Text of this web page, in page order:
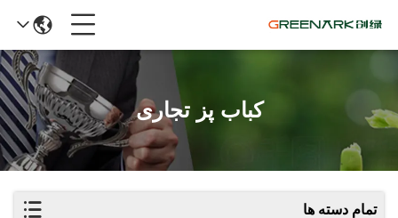
کباب پز تجاری
تمام دسته ها